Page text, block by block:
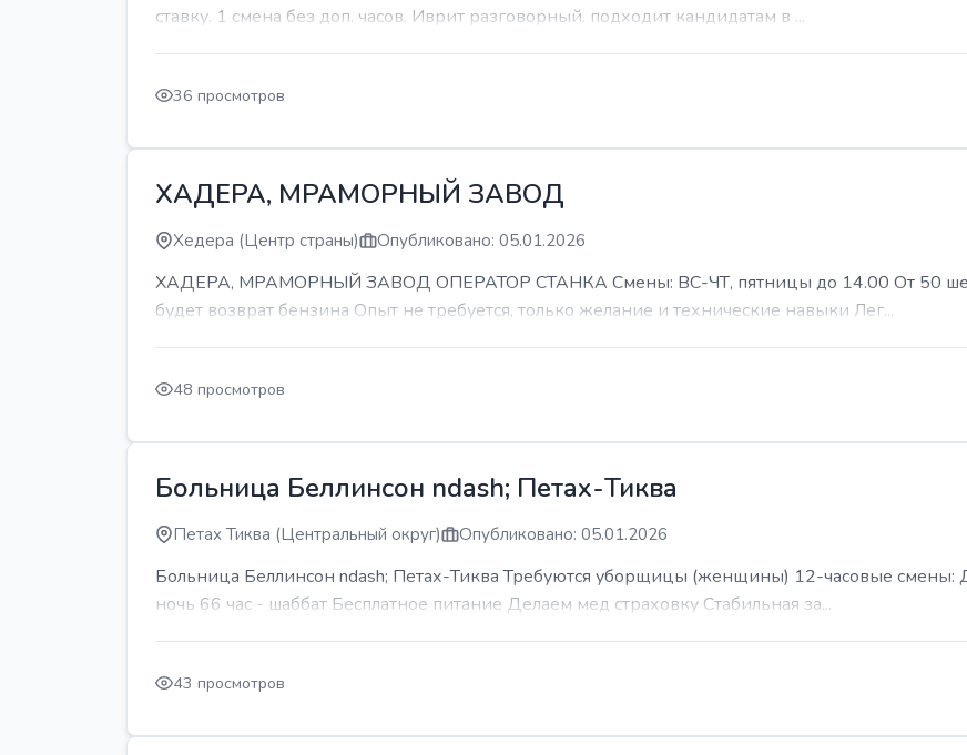
ставку. 1 смена без доп. часов. Иврит разговорный. подходит кандидатам в ...
36 просмотров
ХАДЕРА, МРАМОРНЫЙ ЗАВОД
Хедера (Центр страны) Опубликовано: 05.01.2026
ХАДЕРА, МРАМОРНЫЙ ЗАВОД ОПЕРАТОР СТАНКА Смены: ВС-ЧТ, пятницы до 14.00 От 50 шек
будет возврат бензина Опыт не требуется, только желание и технические навыки Лег...
48 просмотров
Больница Беллинсон ndash; Петах-Тиква
Петах Тиква (Центральный округ) Опубликовано: 05.01.2026
Больница Беллинсон ndash; Петах-Тиква Требуются уборщицы (женщины) 12-часовые смены:
ночь 66 час - шаббат Бесплатное питание Делаем мед страховку Стабильная за...
43 просмотров